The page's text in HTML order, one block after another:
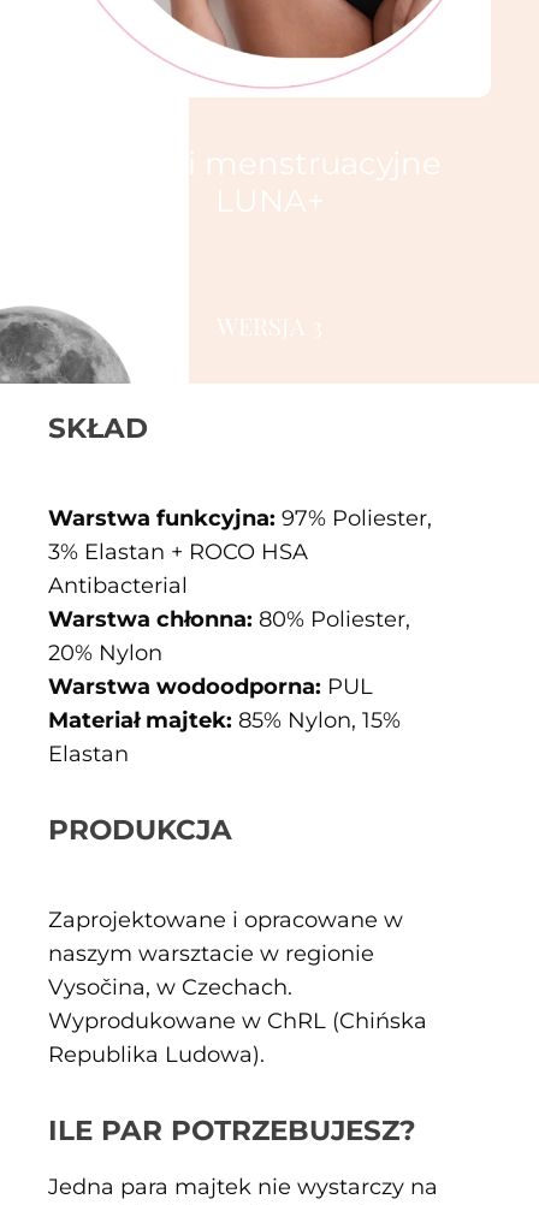
Majtki menstruacyjne
LUNA+
WERSJA 3
SKŁAD
Warstwa funkcyjna: 97% Poliester,
3% Elastan + ROCO HSA
Antibacterial
Warstwa chłonna: 80% Poliester,
20% Nylon
Warstwa wodoodporna: PUL
Materiał majtek: 85% Nylon, 15%
Elastan
PRODUKCJA
Zaprojektowane i opracowane w
naszym warsztacie w regionie
Vysočina, w Czechach.
Wyprodukowane w ChRL (Chińska
Republika Ludowa).
ILE PAR POTRZEBUJESZ?
Jedna para majtek nie wystarczy na